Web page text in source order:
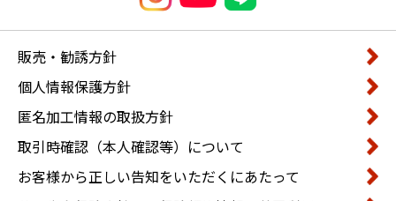
販売・勧誘方針
個人情報保護方針
匿名加工情報の取扱方針
取引時確認（本人確認等）について
お客様から正しい告知をいただくにあたって